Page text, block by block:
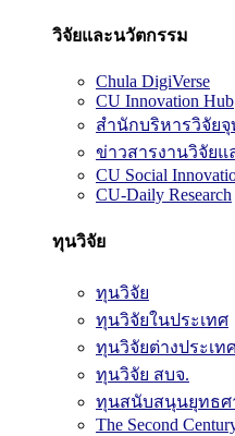
วิจัยและนวัตกรรม
Chula DigiVerse
CU Innovation Hub
สำนักบริหารวิจัยจุ
ข่าวสารงานวิจัยแ
CU Social
CU-Daily Research
ทุนวิจัย
ทุนวิจัย
ทุนวิจัยในประเทศ
ทุนวิจัยต่างประเท
ทุนวิจัย สบจ.
ทุนสนับสนุนยุทธศ
The Second